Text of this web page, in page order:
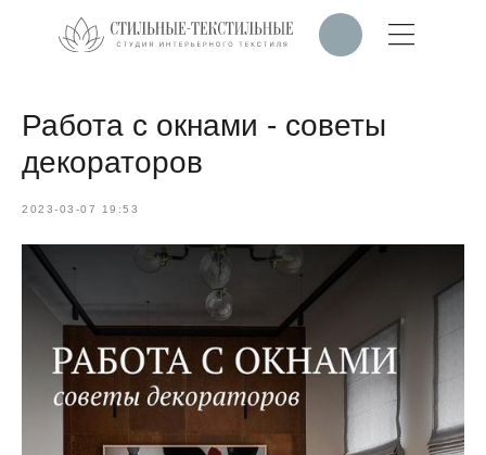
Работа с окнами - советы
декораторов
2023-03-07 19:53